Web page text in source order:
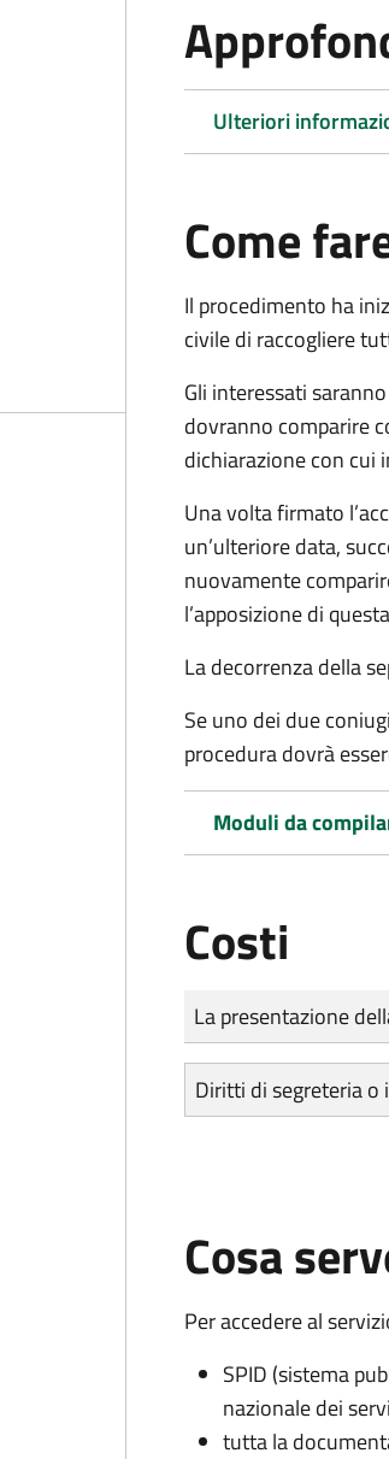
Ulteriori
Come
Il procedimento ha
civile di raccogliere
Gli interessati
dovranno comparire
dichiarazione con cui
Una volta firmato
un’ulteriore data,
nuovamente
l’apposizione di
La decorrenza della
Se uno dei due
procedura dovrà
Moduli da
Costi
Tipo di pagamento
Importo
La presentazione
Diritti di segreteria
Cosa
Per accedere al
SPID (sistema
nazionale dei
tutta la